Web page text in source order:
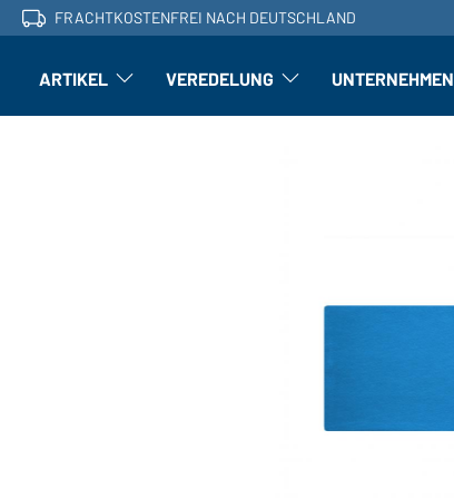
FRACHTKOSTENFREI NACH DEUTSCHLAND
ARTIKEL Artikel: Untermenü öffnen
VEREDELUNG Veredelung: Untermenü öffnen
UNTERNEHMEN